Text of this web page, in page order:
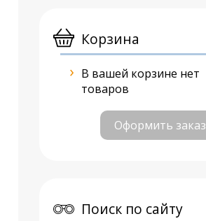
Корзина
В вашей корзине нет
товаров
Оформить заказ
Поиск по сайту